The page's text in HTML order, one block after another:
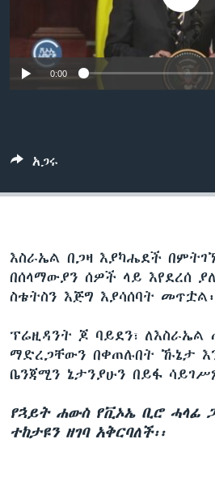
ቋንቋዎች
0:00
አጋሩ
እስራኤል በጋዛ እያካሔደች
በሰላማውያን ሰዎች ላይ እየደረሰ
ስቴትስን እጅግ እያሳሰባት
ፕሬዚዳንት ጆ ባይደን፣ ለእስራኤል
ማድረጋቸውን በቀጠሉበት ኹኔታ
ቤንጃሚን ኔታንያሁን በይፋ
የኋይት ሐውስ የቪኦኤ ቢሮ ሓላፊ
ተከታዩን ዘገባ አቅርባለች፡፡